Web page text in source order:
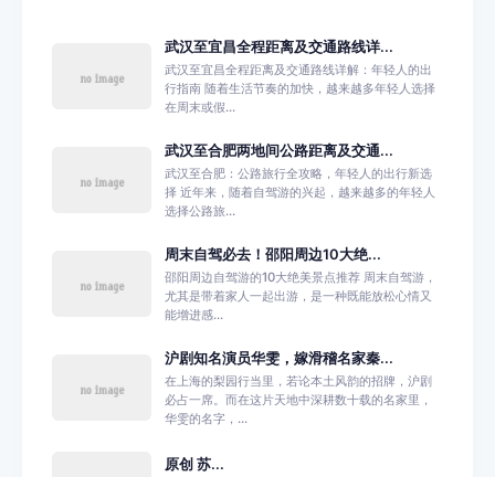
武汉至宜昌全程距离及交通路线详...
武汉至宜昌全程距离及交通路线详解：年轻人的出
行指南 随着生活节奏的加快，越来越多年轻人选择
在周末或假...
武汉至合肥两地间公路距离及交通...
武汉至合肥：公路旅行全攻略，年轻人的出行新选
择 近年来，随着自驾游的兴起，越来越多的年轻人
选择公路旅...
周末自驾必去！邵阳周边10大绝...
邵阳周边自驾游的10大绝美景点推荐 周末自驾游，
尤其是带着家人一起出游，是一种既能放松心情又
能增进感...
沪剧知名演员华雯，嫁滑稽名家秦...
在上海的梨园行当里，若论本土风韵的招牌，沪剧
必占一席。而在这片天地中深耕数十载的名家里，
华雯的名字，...
原创 苏...